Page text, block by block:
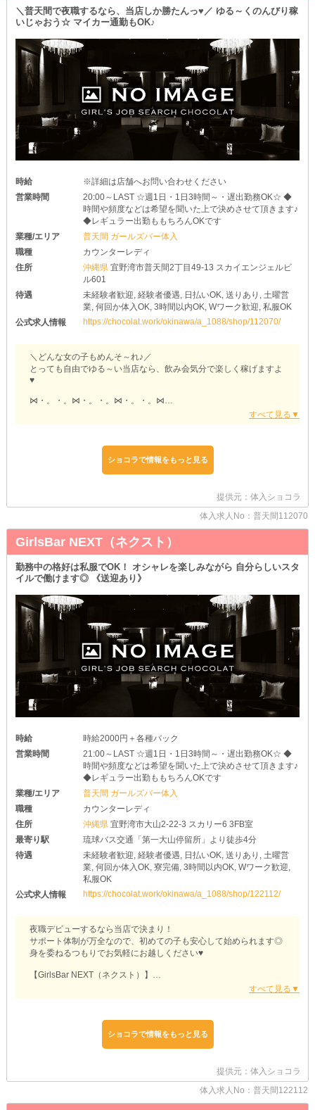
＼普天間で夜職するなら、当店しか勝たんっ♥／ ゆる～くのんびり稼
いじゃおう☆ マイカー通勤もOK♪
時給
※詳細は店舗へお問い合わせください
営業時間
20:00～LAST ☆週1日・1日3時間～・遅出勤務OK☆ ◆
時間や頻度などは希望を聞いた上で決めさせて頂きます♪
◆レギュラー出勤ももちろんOKです
業種/エリア
普天間 ガールズバー体入
職種
カウンターレディ
住所
沖縄県宜野湾市普天間2丁目49-13 スカイエンジェルビ
ル601
待遇
未経験者歓迎, 経験者優遇, 日払いOK, 送りあり, 土曜営
業, 何回か体入OK, 3時間以内OK, Wワーク歓迎, 私服OK
公式求人情報
https://chocolat.work/okinawa/a_1088/shop/112070/
＼どんな女の子もめんそ～れ♪／
とっても自由でゆる～い当店なら、飲み会気分で楽しく稼げますよ
♥
⋈・。・。⋈・。・。⋈・。・。⋈
⋈・。・。⋈・。・。⋈・。・。⋈
□あなたのリスタートを全力応援
前店でのご活躍や待遇を踏まえて、各種入店条件を最大限優遇しま
か？
□面倒なルールはひとつもナシ
￣￣￣￣￣￣￣￣￣￣￣￣￣￣￣
女の子のストレスになるだけの《ノルマ》や《飲酒強制》はありま
せん◎
お酒が飲めない子はソフトドリンクで《ノンアル勤務》が可能です
♪
さらに、飲まない日は《マイカー通勤》ができるというメリットも
☆
送りの時間や終電を気にせず、自分のタイミングで帰宅しちゃいま
しょう♥
□まずはお試しバイトへGO
￣￣￣￣￣￣￣￣￣￣￣￣￣
【えいと】のことが気になっている子は、ぜひ一度体験入店へ♪
ックしてみてくださいね♥
もちろん、その日のお給料は《日払い》でお渡しします◎
まずはお気軽にお問い合わせください！
ショコラで情報をもっと見る
提供元：体入ショコラ
体入求人No：普天間112070
GirlsBar NEXT（ネクスト）
勤務中の格好は私服でOK！ オシャレを楽しみながら 自分らしいスタ
イルで働けます◎ 《送迎あり》
時給
時給2000円＋各種バック
営業時間
21:00～LAST ☆週1日・1日3時間～・遅出勤務OK☆ ◆
時間や頻度などは希望を聞いた上で決めさせて頂きます♪
◆レギュラー出勤ももちろんOKです
業種/エリア
普天間 ガールズバー体入
職種
カウンターレディ
住所
沖縄県宜野湾市大山2-22-3 スカリー6 3FB室
最寄り駅
琉球バス交通「第一大山停留所」より徒歩4分
待遇
未経験者歓迎, 経験者優遇, 日払いOK, 送りあり, 土曜営
業, 何回か体入OK, 寮完備, 3時間以内OK, Wワーク歓迎,
私服OK
公式求人情報
https://chocolat.work/okinawa/a_1088/shop/122112/
夜職デビューするなら当店で決まり！
サポート体制が万全なので、初めての子も安心して始められます◎
身を委ねるつもりでお気軽にお越しください♥
【GirlsBar NEXT（ネクスト）】
まずは面接にて、前店での実績やお持ちのスキルについてお話しく
当店なら《週1日》《1日3h～》といったシフトが可能です！
ショコラで情報をもっと見る
提供元：体入ショコラ
体入求人No：普天間122112